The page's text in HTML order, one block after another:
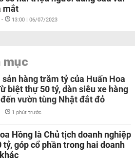
mắt
- 13:00 | 06/07/2023
mục
sản hàng trăm tỷ của Huấn Hoa
biệt thự 50 tỷ, dàn siêu xe hàng
vườn tùng Nhật đắt đỏ
- 1 phút trước
Hồng là Chủ tịch doanh nghiệp
tỷ, góp cổ phần trong hai doanh